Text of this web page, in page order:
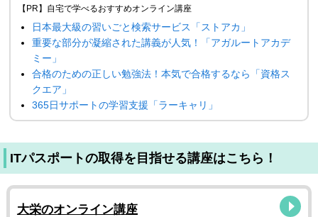
【PR】自宅で学べるおすすめオンライン講座
日本最大級の習いごと検索サービス「ストアカ」
重要な部分が凝縮された講義が人気！「アガルートアカデ
ミー」
合格のための正しい勉強法！本気で合格するなら「資格ス
クエア」
365日サポートの学習支援「ラーキャリ」
ITパスポートの取得を目指せる講座はこちら！
大栄のオンライン講座